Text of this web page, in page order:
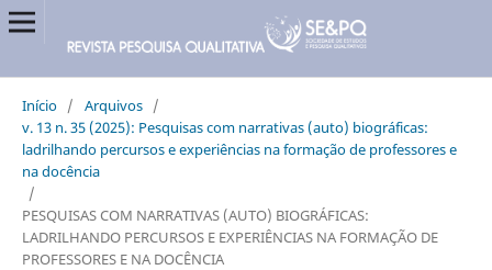
Início / Arquivos /
v. 13 n. 35 (2025): Pesquisas com narrativas (auto) biográficas:
ladrilhando percursos e experiências na formação de professores e
na docência
/
PESQUISAS COM NARRATIVAS (AUTO) BIOGRÁFICAS:
LADRILHANDO PERCURSOS E EXPERIÊNCIAS NA FORMAÇÃO DE
PROFESSORES E NA DOCÊNCIA